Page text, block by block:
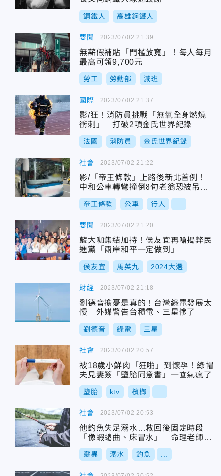
鋼鐵人 高雄鋼鐵人
要聞
無薪假補貼「門檻放寬」！每人每月
最高可領9,700元
勞工 勞動部 減班
2023/07/02 21:39
國際
影/狂！消防員挑戰「無氧全身燃燒
衝刺」 打破2項金氏世界紀錄
法國 消防員 金氏世界紀錄
2023/07/02 21:37
社會
影/「帝王條款」上路後新北首例！
中和公車轉彎撞倒8旬老翁恐被吊照1
年
帝王條款 公車 行人
2023/07/02 21:22
要聞
藍大咖集結加持！侯友宜再嗆揭弊民
進黨「兩岸和平一定做到」
侯友宜 馬英九 2024大選
2023/07/02 21:20
財經
劉德音擔憂是真的！台灣綠電發展太
慢 外媒警告台積電、三星慘了
劉德音 綠電 三星
2023/07/02 21:18
社會
被18歲小鮮肉「狂啪」到懷孕！綠帽
夫見妻簽「墮胎同意書」一查氣瘋了
墮胎 ktv 檳榔
2023/07/02 20:57
社會
他釣魚失足溺水…救回後固定時段
「像蝦蜷曲、床冒水」 命理老師曝
恐怖說法
靈異 溺水 釣魚
2023/07/02 20:53